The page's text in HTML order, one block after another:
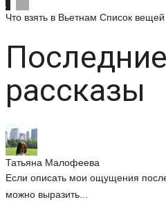
Что взять в Вьетнам Список вещей
Последние
рассказы
Татьяна Малофеева
Если описать мои ощущения
можно выразить...